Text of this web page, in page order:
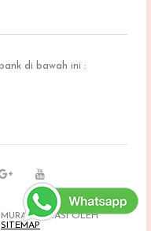
di bawah ini :
BEKASI OLEH
SITEMAP